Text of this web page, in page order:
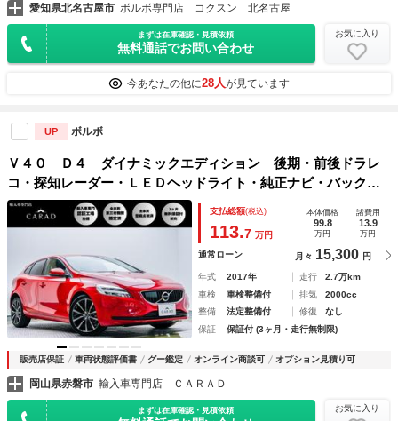
愛知県北名古屋市 ボルボ専門店 コクスン 北名古屋
まずは在庫確認・見積依頼
無料通話でお問い合わせ
お気に入り
今あなたの他に28人が見ています
UP ボルボ
Ｖ４０ Ｄ４ ダイナミックエディション 後期・前後ドラレ
コ・探知レーダー・ＬＥＤヘッドライト・純正ナビ・バックカ
メラ・Ｂｌｕｅｔｏｏｔｈ・ＥＴＣ・ＡＣＣ・ＢＬＩＳ・レー
ンキープ・シートヒーター・パドルシフト・後席フィルム・オ
支払総額(税込)
113.7 万円
本体価格
99.8
万円
諸費用
13.9
万円
通常ローン 月々 15,300 円
年式 2017年 走行
2.7万km
車検
車検整備付 排気
2000cc
整備
法定整備付 修復
なし
保証
保証付 (3ヶ月・走行無制限)
販売店保証 車両状態評価書 グー鑑定 オンライン商談可 オプション見積り可
岡山県赤磐市 輸入車専門店 ＣＡＲＡＤ
まずは在庫確認・見積依頼 お気に入り